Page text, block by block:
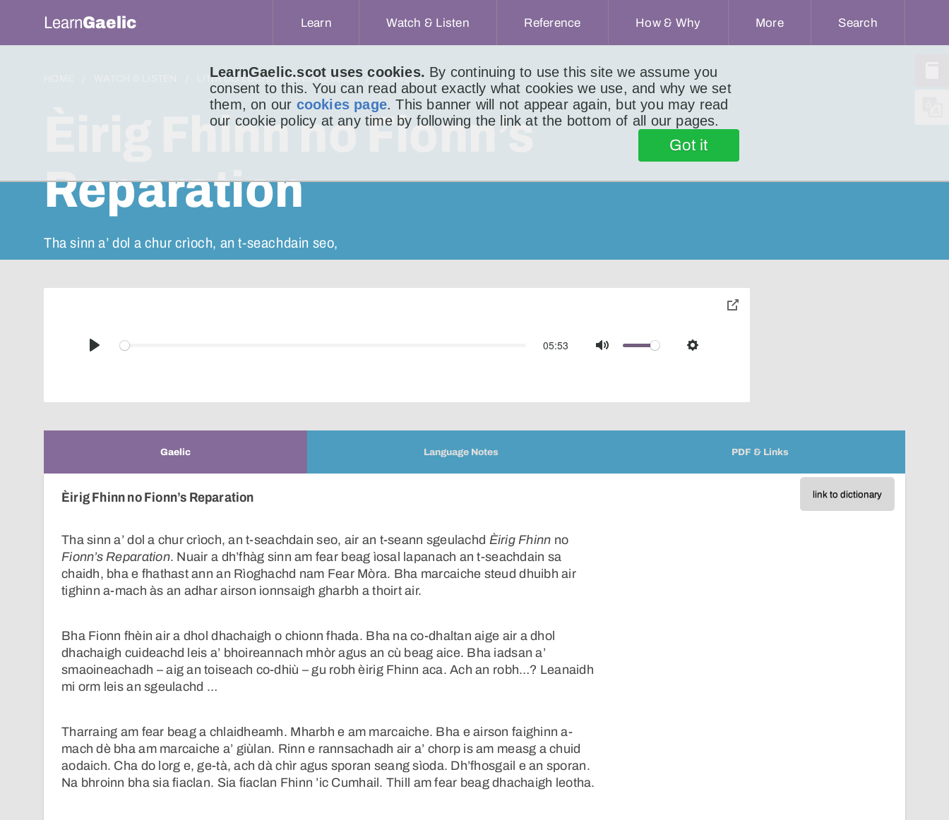
LearnGaelic.scot uses cookies. By continuing to use this site we assume you
consent to this. You can read about exactly what cookies we use, and why we set
them, on our cookies page. This banner will not appear again, but you may read
our cookie policy at any time by following the link at the bottom of all our pages.
Got it
LearnGaelic Learn Watch & Listen Reference How & Why More Search
LITIR DO LUCHD-IONNSACHAIDH LITIR 315
Èirig Fhinn no Fionn’s
Reparation
Tha sinn a’ dol a chur crìoch, an t-seachdain seo,
Play
05:53
Mute Settings
toggle
Gaelic Language Notes PDF & Links
link to dictionary
Èirig Fhinn no Fionn’s Reparation
Tha sinn a’ dol a chur crìoch, an t-seachdain seo, air an t-seann sgeulachd Èirig Fhinn no
Fionn’s Reparation. Nuair a dh’fhàg sinn am fear beag ìosal lapanach an t-seachdain sa
chaidh, bha e fhathast ann an Rìoghachd nam Fear Mòra. Bha marcaiche steud dhuibh air
tighinn a-mach às an adhar airson ionnsaigh gharbh a thoirt air.
Bha Fionn fhèin air a dhol dhachaigh o chionn fhada. Bha na co-dhaltan aige air a dhol
dhachaigh cuideachd leis a’ bhoireannach mhòr agus an cù beag aice. Bha iadsan a’
smaoineachadh – aig an toiseach co-dhiù – gu robh èirig Fhinn aca. Ach an robh…? Leanaidh
mi orm leis an sgeulachd …
Tharraing am fear beag a chlaidheamh. Mharbh e am marcaiche. Bha e airson faighinn a-
mach dè bha am marcaiche a’ giùlan. Rinn e rannsachadh air a’ chorp is am measg a chuid
aodaich. Cha do lorg e, ge-tà, ach dà chìr agus sporan seang sìoda. Dh’fhosgail e an sporan.
Na bhroinn bha sia fiaclan. Sia fiaclan Fhinn ’ic Cumhail. Thill am fear beag dhachaigh leotha.